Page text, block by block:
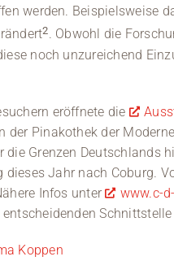
werden. Beispielsweise
2. Obwohl die
noch unzureichend
eröffnete die
der Pinakothek der
Grenzen Deutschlands
dieses Jahr nach Coburg.
Infos unter
www.c-
Koppen